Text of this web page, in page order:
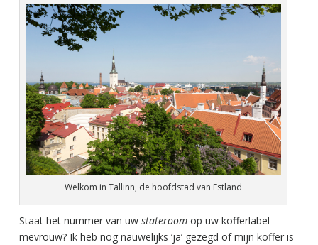
Welkom in Tallinn, de hoofdstad van Estland
Staat het nummer van uw stateroomop uw kofferlabel
mevrouw? Ik heb nog nauwelijks ‘ja’ gezegd of mijn koffer is